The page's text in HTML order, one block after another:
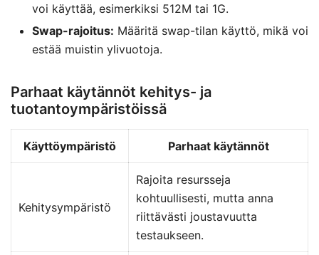
voi käyttää, esimerkiksi 512M tai 1G.
Swap-rajoitus: Määritä swap-tilan käyttö, mikä voi
estää muistin ylivuotoja.
Parhaat käytännöt kehitys- ja
tuotantoympäristöissä
Käyttöympäristö Parhaat käytännöt
Kehitysympäristö
Rajoita resursseja
kohtuullisesti, mutta anna
riittävästi joustavuutta
testaukseen.